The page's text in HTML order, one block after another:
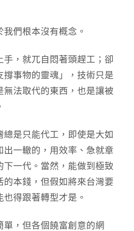
們根本沒有概念。
手，就兀自悶著頭趕工；卻
撐事物的靈魂」，技術只是
無法取代的東西，也是讓被
總是只能代工，即使是大如
出一轍的，用效率、急就章
下一代。當然，能做到極致
的本錢，但假如將來台灣要
得跟著轉型才是。
，但各個饒富創意的網